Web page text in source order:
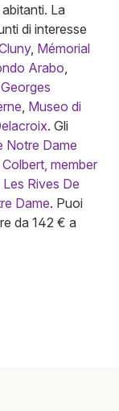
La
di interesse
, Mémorial
Arabo
Museo di
. Gli
Notre Dame
member
Rives De
Dame. Puoi
da 142 € a